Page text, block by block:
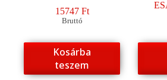
15747 Ft
Bruttó
Kosárba
teszem